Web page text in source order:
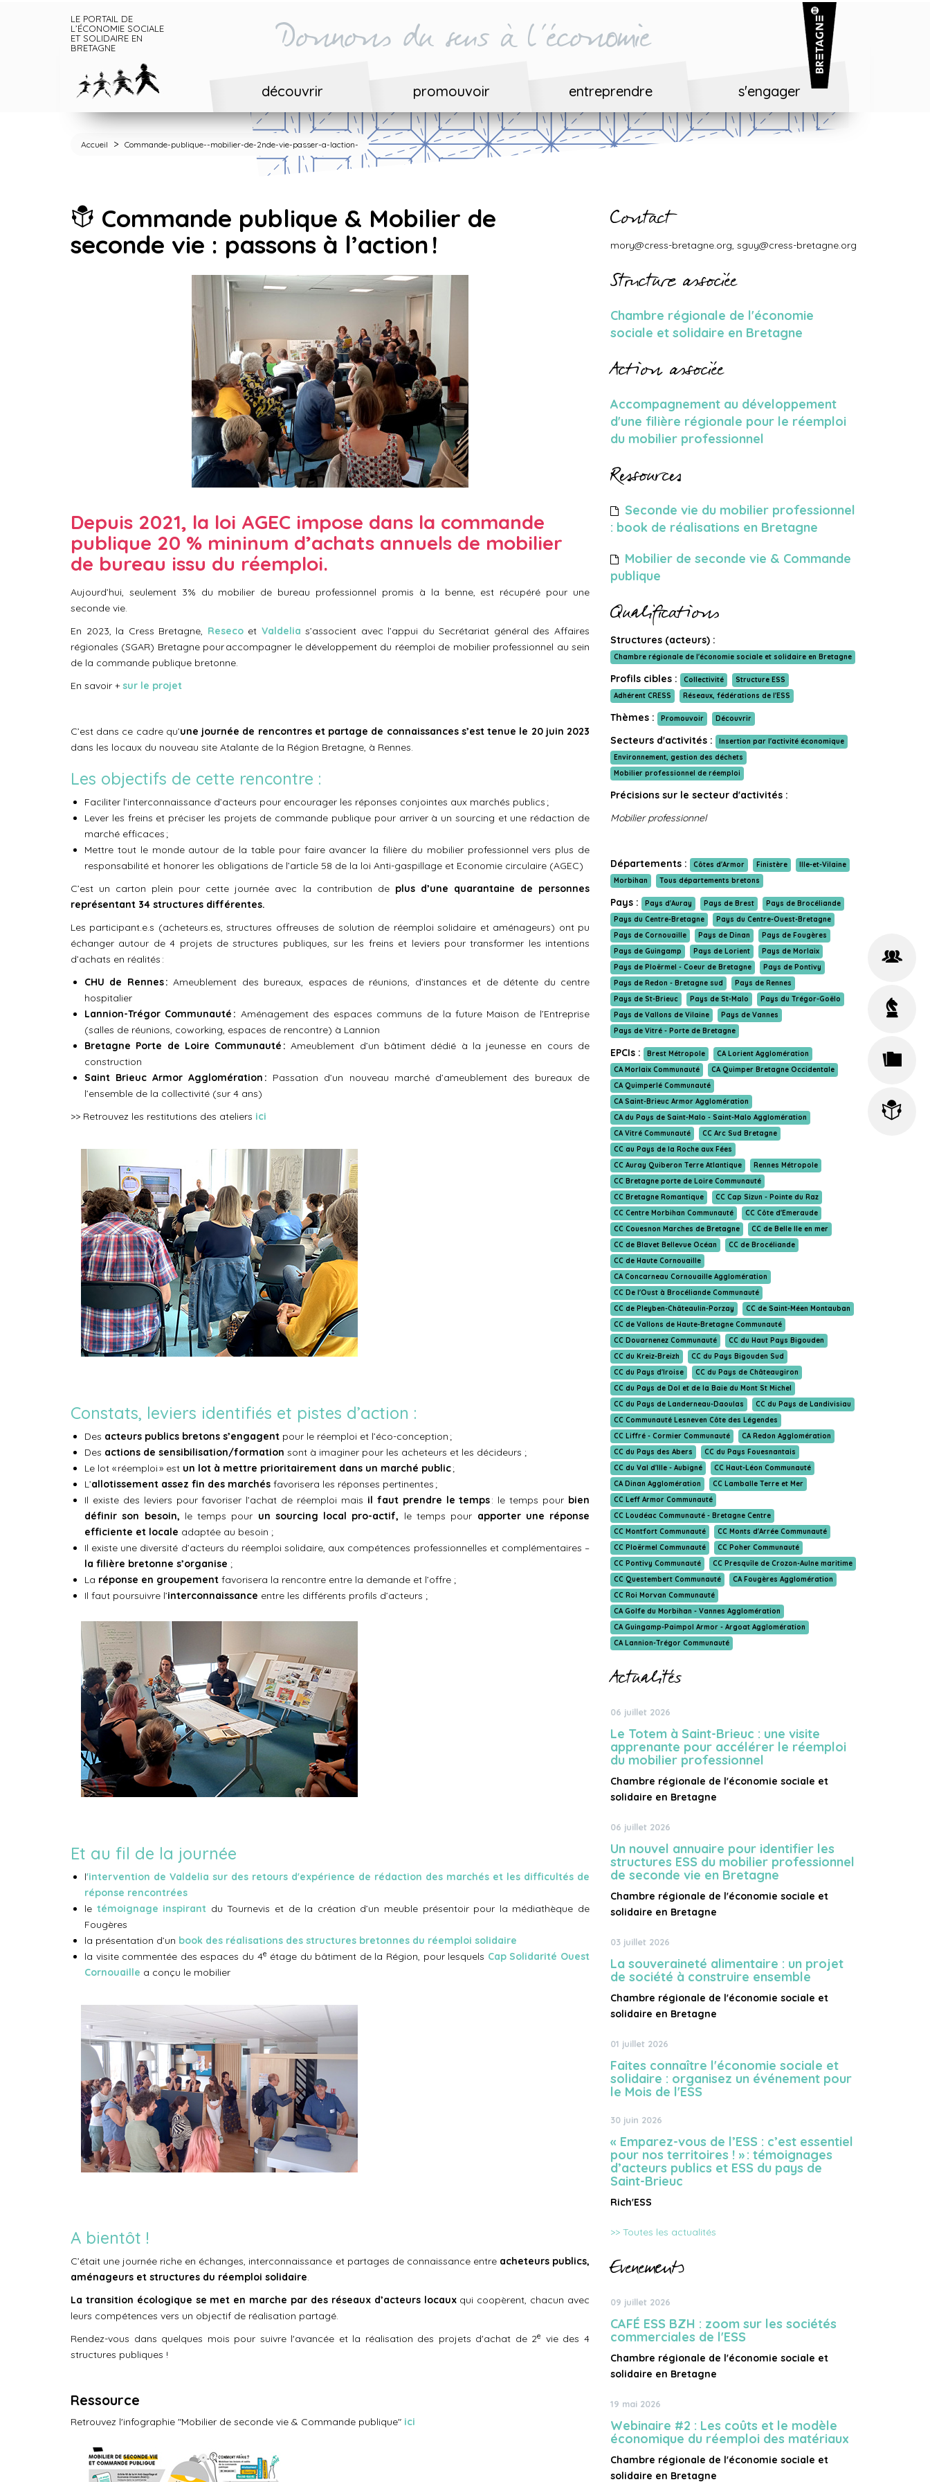
LE PORTAIL DE
L’ÉCONOMIE SOCIALE
ET SOLIDAIRE EN
BRETAGNE
Donnons du sens à l'économie
découvrir promouvoir entreprendre s'engager
Accueil > Commande-publique--mobilier-de-2nde-vie-passer-a-laction-
Commande publique & Mobilier de
seconde vie : passons à l’action !
Depuis 2021, la loi AGEC impose dans la commande
publique 20 % mininum d’achats annuels de mobilier
de bureau issu du réemploi.
Aujourd’hui, seulement 3% du mobilier de bureau professionnel promis à la benne, est récupéré pour une
seconde vie.
En 2023, la Cress Bretagne, Resecoet Valdelia s’associent avec l’appui du Secrétariat général des Affaires
régionales (SGAR) Bretagne pour accompagner le développement du réemploi de mobilier professionnel au sein
de la commande publique bretonne.
En savoir +sur le projet
C’est dans ce cadre qu’une journée de rencontres et partage de connaissances s’est tenue le 20 juin 2023
dans les locaux du nouveau site Atalante de la Région Bretagne, à Rennes.
Les objectifs de cette rencontre :
Faciliter l’interconnaissance d’acteurs pour encourager les réponses conjointes aux marchés publics ;
Lever les freins et préciser les projets de commande publique pour arriver à un sourcing et une rédaction de
marché efficaces ;
Mettre tout le monde autour de la table pour faire avancer la filière du mobilier professionnel vers plus de
responsabilité et honorer les obligations de l’article 58 de la loi Anti-gaspillage et Economie circulaire (AGEC)
C’est un carton plein pour cette journée avec la contribution de plus d’une quarantaine de personnes
représentant 34 structures différentes.
Les participant.e.s (acheteurs.es, structures offreuses de solution de réemploi solidaire et aménageurs) ont pu
échanger autour de 4 projets de structures publiques, sur les freins et leviers pour transformer les intentions
d’achats en réalités :
CHU de Rennes : Ameublement des bureaux, espaces de réunions, d’instances et de détente du centre
hospitalier
Lannion-Trégor Communauté : Aménagement des espaces communs de la future Maison de l’Entreprise
(salles de réunions, coworking, espaces de rencontre) à Lannion
Bretagne Porte de Loire Communauté : Ameublement d’un bâtiment dédié à la jeunesse en cours de
construction
Saint Brieuc Armor Agglomération : Passation d’un nouveau marché d’ameublement des bureaux de
l’ensemble de la collectivité (sur 4 ans)
>> Retrouvez les restitutions des ateliers ici
Constats, leviers identifiés et pistes d’action :
Des acteurs publics bretons s’engagent pour le réemploi et l’éco-conception ;
Des actions de sensibilisation/formation sont à imaginer pour les acheteurs et les décideurs ;
Le lot « réemploi » est un lot à mettre prioritairement dans un marché public;
L’allotissement assez fin des marchés favorisera les réponses pertinentes ;
Il existe des leviers pour favoriser l’achat de réemploi mais il faut prendre le temps: le temps pour bien
définir son besoin, le temps pour un sourcing local pro-actif, le temps pour apporter une réponse
efficiente et locale adaptée au besoin ;
Il existe une diversité d’acteurs du réemploi solidaire, aux compétences professionnelles et complémentaires –
la filière bretonne s’organise ;
La réponse en groupement favorisera la rencontre entre la demande et l’offre ;
Il faut poursuivre l’interconnaissance entre les différents profils d’acteurs ;
Et au fil de la journée
l'intervention de Valdelia sur des retours d'expérience de rédaction des marchés et les difficultés de
réponse rencontrées
le témoignage inspirant du Tournevis et de la création d’un meuble présentoir pour la médiathèque de
Fougères
la présentation d’un book des réalisations des structures bretonnes du réemploi solidaire
la visite commentée des espaces du 4e étage du bâtiment de la Région, pour lesquels Cap Solidarité Ouest
Cornouaille a conçu le mobilier
A bientôt !
C’était une journée riche en échanges, interconnaissance et partages de connaissance entre acheteurs publics,
aménageurs et structures du réemploi solidaire.
La transition écologique se met en marche par des réseaux d’acteurs locauxqui coopèrent, chacun avec
leurs compétences vers un objectif de réalisation partagé.
Rendez-vous dans quelques mois pour suivre l'avancée et la réalisation des projets d'achat de 2e vie des 4
structures publiques !
Ressource
Retrouvez l'infographie "Mobilier de seconde vie & Commande publique" ici
Contact
mory@cress-bretagne.org, sguy@cress-bretagne.org
Structure associée
Chambre régionale de l'économie
sociale et solidaire en Bretagne
Action associée
Accompagnement au développement
d'une filière régionale pour le réemploi
du mobilier professionnel
Ressources
Seconde vie du mobilier professionnel
: book de réalisations en Bretagne
Mobilier de seconde vie & Commande
publique
Qualifications
Structures (acteurs) :
Chambre régionale de l'économie sociale et solidaire en Bretagne
Profils cibles : Collectivité
Structure ESS
Adhérent CRESS
Réseaux, fédérations de l'ESS
Thèmes : Promouvoir Découvrir
Secteurs d'activités :
Insertion par l'activité économique
Environnement, gestion des déchets
Mobilier professionnel de réemploi
Précisions sur le secteur d'activités :
Mobilier professionnel
Départements : Côtes d'Armor Finistère
Ille-et-Vilaine
Morbihan
Tous départements bretons
Pays : Pays d'Auray Pays de Brest
Pays de Brocéliande
Pays du Centre-Bretagne
Pays du Centre-Ouest-Bretagne
Pays de Cornouaille
Pays de Dinan
Pays de Fougères
Pays de Guingamp
Pays de Lorient
Pays de Morlaix
Pays de Ploërmel - Coeur de Bretagne
Pays de Pontivy
Pays de Redon - Bretagne sud
Pays de Rennes
Pays de St-Brieuc
Pays de St-Malo
Pays du Trégor-Goëlo
Pays de Vallons de Vilaine
Pays de Vannes
Pays de Vitré - Porte de Bretagne
EPCIs : Brest Métropole
CA Lorient Agglomération
CA Morlaix Communauté
CA Quimper Bretagne Occidentale
CA Quimperlé Communauté
CA Saint-Brieuc Armor Agglomération
CA du Pays de Saint-Malo - Saint-Malo Agglomération
CA Vitré Communauté
CC Arc Sud Bretagne
CC au Pays de la Roche aux Fées
CC Auray Quiberon Terre Atlantique
Rennes Métropole
CC Bretagne porte de Loire Communauté
CC Bretagne Romantique
CC Cap Sizun - Pointe du Raz
CC Centre Morbihan Communauté
CC Côte d'Emeraude
CC Couesnon Marches de Bretagne
CC de Belle Ile en mer
CC de Blavet Bellevue Océan
CC de Brocéliande
CC de Haute Cornouaille
CA Concarneau Cornouaille Agglomération
CC De l'Oust à Brocéliande Communauté
CC de Pleyben-Châteaulin-Porzay
CC de Saint-Méen Montauban
CC de Vallons de Haute-Bretagne Communauté
CC Douarnenez Communauté
CC du Haut Pays Bigouden
CC du Kreiz-Breizh
CC du Pays Bigouden Sud
CC du Pays d'Iroise
CC du Pays de Châteaugiron
CC du Pays de Dol et de la Baie du Mont St Michel
CC du Pays de Landerneau-Daoulas
CC du Pays de Landivisiau
CC Communauté Lesneven Côte des Légendes
CC Liffré - Cormier Communauté
CA Redon Agglomération
CC du Pays des Abers
CC du Pays Fouesnantais
CC du Val d'Ille - Aubigné
CC Haut-Léon Communauté
CA Dinan Agglomération
CC Lamballe Terre et Mer
CC Leff Armor Communauté
CC Loudéac Communauté - Bretagne Centre
CC Montfort Communauté
CC Monts d'Arrée Communauté
CC Ploërmel Communauté
CC Poher Communauté
CC Pontivy Communauté
CC Presquîle de Crozon-Aulne maritime
CC Questembert Communauté
CA Fougères Agglomération
CC Roi Morvan Communauté
CA Golfe du Morbihan - Vannes Agglomération
CA Guingamp-Paimpol Armor - Argoat Agglomération
CA Lannion-Trégor Communauté
Actualités
06 juillet 2026
Le Totem à Saint-Brieuc : une visite
apprenante pour accélérer le réemploi
du mobilier professionnel
Chambre régionale de l'économie sociale et
solidaire en Bretagne
06 juillet 2026
Un nouvel annuaire pour identifier les
structures ESS du mobilier professionnel
de seconde vie en Bretagne
Chambre régionale de l'économie sociale et
solidaire en Bretagne
03 juillet 2026
La souveraineté alimentaire : un projet
de société à construire ensemble
Chambre régionale de l'économie sociale et
solidaire en Bretagne
01 juillet 2026
Faites connaître l'économie sociale et
solidaire : organisez un événement pour
le Mois de l'ESS
30 juin 2026
« Emparez-vous de l’ESS : c’est essentiel
pour nos territoires ! » : témoignages
d’acteurs publics et ESS du pays de
Saint-Brieuc
Rich'ESS
>> Toutes les actualités
Evènements
09 juillet 2026
CAFÉ ESS BZH : zoom sur les sociétés
commerciales de l'ESS
Chambre régionale de l'économie sociale et
solidaire en Bretagne
19 mai 2026
Webinaire #2 : Les coûts et le modèle
économique du réemploi des matériaux
Chambre régionale de l'économie sociale et
solidaire en Bretagne